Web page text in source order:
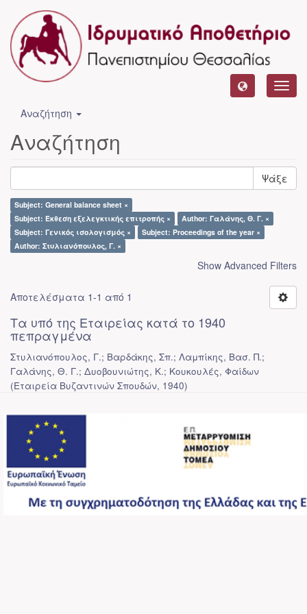
Αναζήτηση
Αναζήτηση
Ψάξε
Subject: General balance sheet ×
Subject: Έκθεση εξελεγκτικής επιτροπής ×
Author: Γαλάνης, Θ. Γ. ×
Subject: Γενικός ισολογισμός ×
Subject: Proceedings of the year ×
Author: Στυλιανόπουλος, Γ. ×
Show Advanced Filters
Αποτελέσματα 1-1 από 1
Τα υπό της Εταιρείας κατά το 1940
πεπραγμένα
Στυλιανόπουλος, Γ.; Βαρδάκης, Σπ.; Λαμπίκης, Βασ. Π.;
Γαλάνης, Θ. Γ.; Δυοβουνιώτης, Κ.; Κουκουλές, Φαίδων
(Εταιρεία Βυζαντινών Σπουδών, 1940)